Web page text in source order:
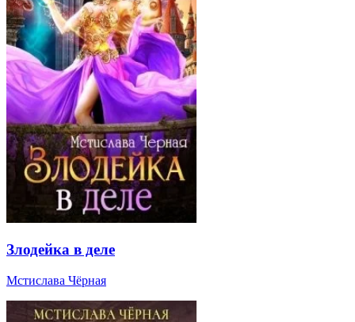
Злодейка в деле
Мстислава Чёрная